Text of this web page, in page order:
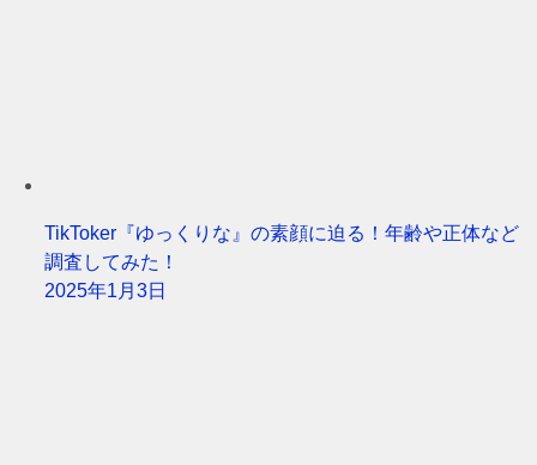
TikToker『ゆっくりな』の素顔に迫る！年齢や正体など
調査してみた！
2025年1月3日